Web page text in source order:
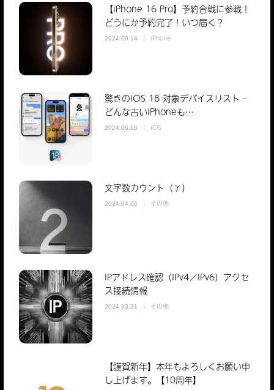
【iPhone 16 Pro】予約合戦に参戦！
どうにか予約完了！いつ届く？
2024.09.14 iPhone
驚きのiOS 18 対象デバイスリスト –
どんな古いiPhoneも…
2024.06.16 iOS
文字数カウント（γ）
2024.04.06 その他
IPアドレス確認（IPv4／IPv6）アクセ
ス接続情報
2024.03.31 その他
【謹賀新年】本年もよろしくお願い申
し上げます。【10周年】